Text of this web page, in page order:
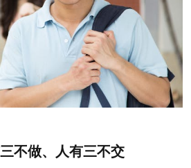
不做、人有三不交